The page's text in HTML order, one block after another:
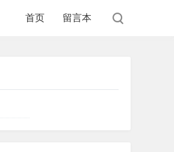
首页 留言本